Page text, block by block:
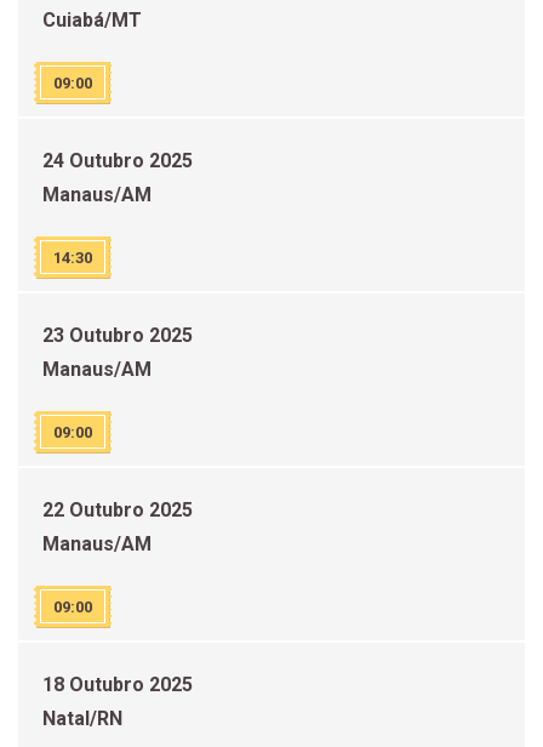
Cuiabá/MT
09:00
24 Outubro 2025
Manaus/AM
14:30
23 Outubro 2025
Manaus/AM
09:00
22 Outubro 2025
Manaus/AM
09:00
18 Outubro 2025
Natal/RN